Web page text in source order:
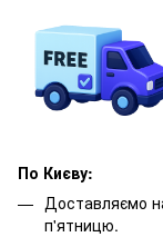
По Києву:
Доставляємо
п'ятницю.